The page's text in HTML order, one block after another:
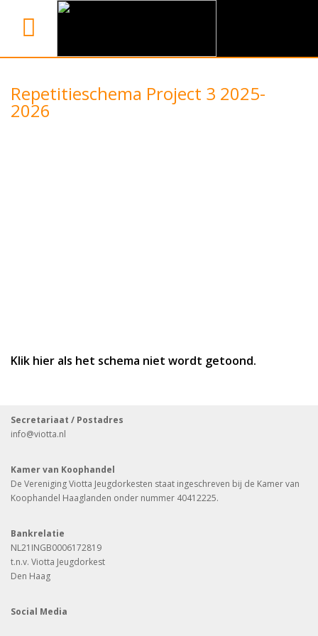
Repetitieschema Project 3 2025-
2026
Klik hier als het schema niet wordt getoond.
Secretariaat / Postadres
info@viotta.nl
Kamer van Koophandel
De Vereniging Viotta Jeugdorkesten staat ingeschreven bij de Kamer van
Koophandel Haaglanden onder nummer 40412225.
Bankrelatie
NL21INGB0006172819
t.n.v. Viotta Jeugdorkest
Den Haag
Social Media